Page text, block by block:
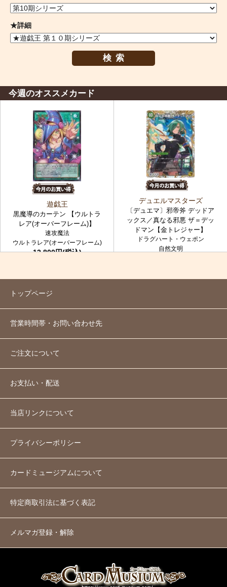
★詳細
検索
今週のオススメカード
遊戯王
黒魔導のカーテン 【ウルトラ
レア(オーバーフレーム)】
速攻魔法
ウルトラレア(オーバーフレーム)
12,800円(税込)
デュエルマスターズ
〔デュエマ〕邪帝斧 デッドア
ックス／真なる邪悪 ザ＝デッ
ドマン【金トレジャー】
ドラグハート・ウェポン
自然文明
トップページ
営業時間帯・お問い合わせ先
ご注文について
お支払い・配送
当店リンクについて
プライバシーポリシー
カードミュージアムについて
特定商取引法に基づく表記
メルマガ登録・解除